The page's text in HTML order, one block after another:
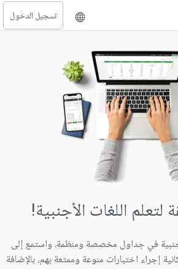
تسجيل الدخول
اللغات الأجنبية!
في جداول مخصصة ومنظمة، واستمع إلى
إجراء اختبارات منوعة وممتعة بهم، بالإضافة